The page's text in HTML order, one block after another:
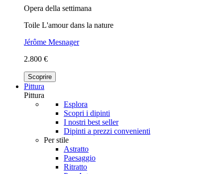
Opera della settimana
Toile L'amour dans la nature
Jérôme Mesnager
2.800 €
Scoprire
Pittura
Pittura
Esplora
Scopri i dipinti
I nostri best seller
Dipinti a prezzi convenienti
Per stile
Astratto
Paesaggio
Ritratto